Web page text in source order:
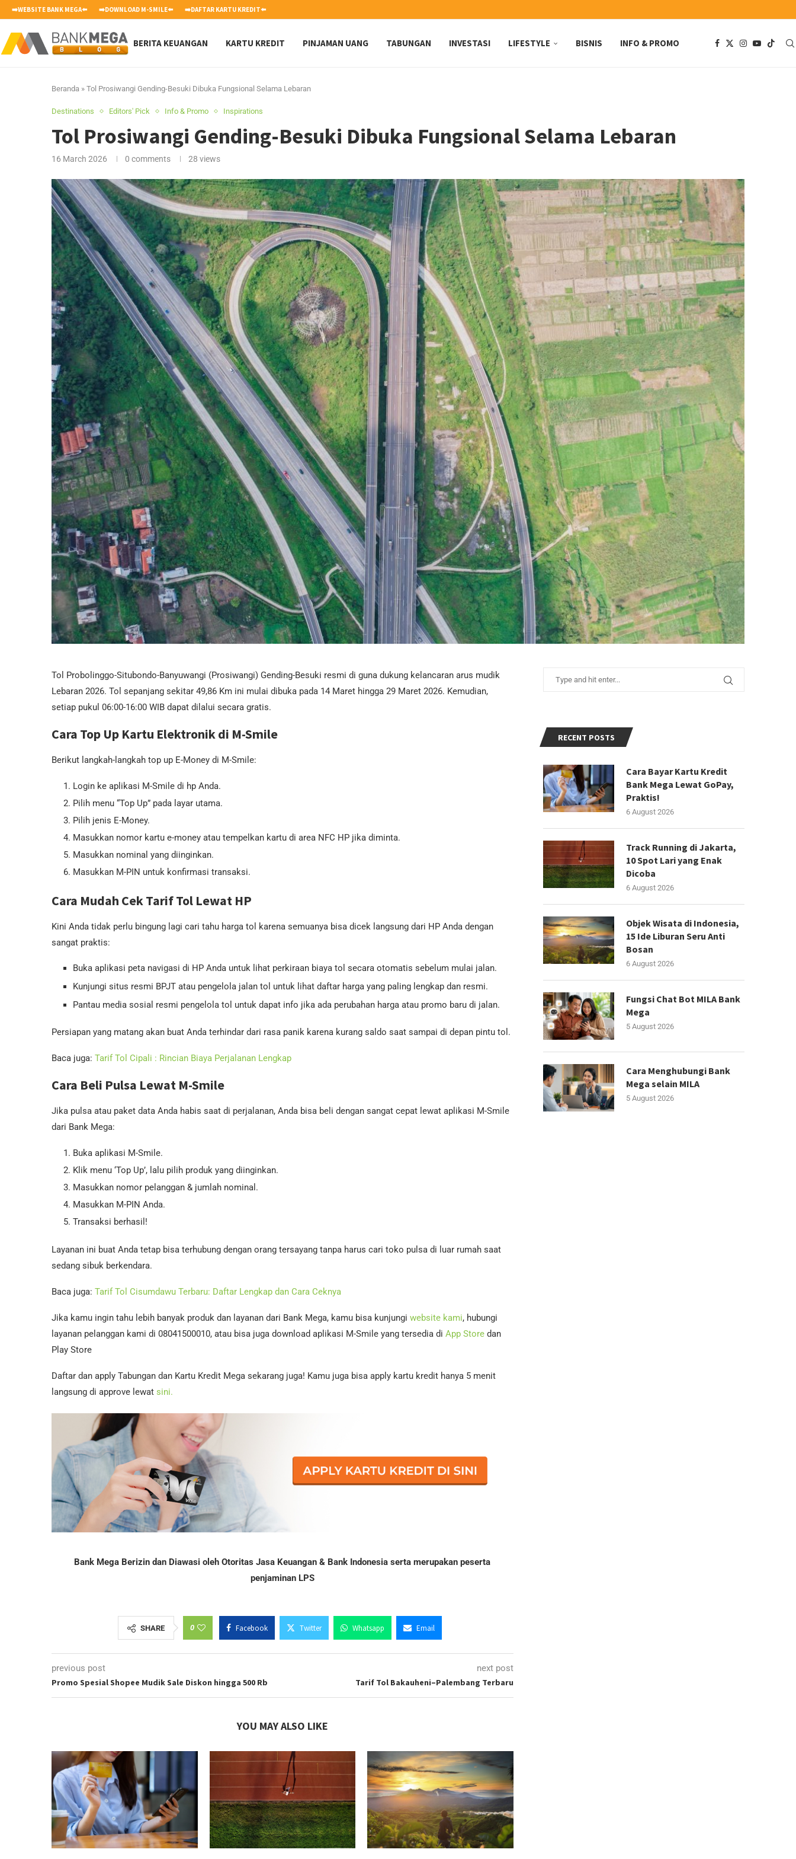
➡️WEBSITE BANK MEGA⬅️ ➡️DOWNLOAD M-SMILE⬅️ ➡️DAFTAR KARTU KREDIT⬅️
BERITA KEUANGAN KARTU KREDIT PINJAMAN UANG TABUNGAN INVESTASI LIFESTYLE BISNIS INFO & PROMO
Beranda » Tol Prosiwangi Gending-Besuki Dibuka Fungsional Selama Lebaran
Destinations Editors' Pick Info & Promo Inspirations
Tol Prosiwangi Gending-Besuki Dibuka Fungsional Selama Lebaran
16 March 2026 0 comments 28 views
Tol Probolinggo-Situbondo-Banyuwangi (Prosiwangi) Gending-Besuki resmi di guna dukung kelancaran arus mudik
Lebaran 2026. Tol sepanjang sekitar 49,86 Km ini mulai dibuka pada 14 Maret hingga 29 Maret 2026. Kemudian,
setiap pukul 06:00-16:00 WIB dapat dilalui secara gratis.
Cara Top Up Kartu Elektronik di M-Smile
Berikut langkah-langkah top up E-Money di M-Smile:
Login ke aplikasi M-Smile di hp Anda.
Pilih menu “Top Up” pada layar utama.
Pilih jenis E-Money.
Masukkan nomor kartu e-money atau tempelkan kartu di area NFC HP jika diminta.
Masukkan nominal yang diinginkan.
Masukkan M-PIN untuk konfirmasi transaksi.
Cara Mudah Cek Tarif Tol Lewat HP
Kini Anda tidak perlu bingung lagi cari tahu harga tol karena semuanya bisa dicek langsung dari HP Anda dengan
sangat praktis:
Buka aplikasi peta navigasi di HP Anda untuk lihat perkiraan biaya tol secara otomatis sebelum mulai jalan.
Kunjungi situs resmi BPJT atau pengelola jalan tol untuk lihat daftar harga yang paling lengkap dan resmi.
Pantau media sosial resmi pengelola tol untuk dapat info jika ada perubahan harga atau promo baru di jalan.
Persiapan yang matang akan buat Anda terhindar dari rasa panik karena kurang saldo saat sampai di depan pintu tol.
Baca juga: Tarif Tol Cipali : Rincian Biaya Perjalanan Lengkap
Cara Beli Pulsa Lewat M-Smile
Jika pulsa atau paket data Anda habis saat di perjalanan, Anda bisa beli dengan sangat cepat lewat aplikasi M-Smile
dari Bank Mega:
Buka aplikasi M-Smile.
Klik menu ‘Top Up’, lalu pilih produk yang diinginkan.
Masukkan nomor pelanggan & jumlah nominal.
Masukkan M-PIN Anda.
Transaksi berhasil!
Layanan ini buat Anda tetap bisa terhubung dengan orang tersayang tanpa harus cari toko pulsa di luar rumah saat
sedang sibuk berkendara.
Baca juga: Tarif Tol Cisumdawu Terbaru: Daftar Lengkap dan Cara Ceknya
Jika kamu ingin tahu lebih banyak produk dan layanan dari Bank Mega, kamu bisa kunjungi website kami, hubungi
layanan pelanggan kami di 08041500010, atau bisa juga download aplikasi M-Smile yang tersedia di App Store dan
Play Store
Daftar dan apply Tabungan dan Kartu Kredit Mega sekarang juga! Kamu juga bisa apply kartu kredit hanya 5 menit
langsung di approve lewat sini.
Bank Mega Berizin dan Diawasi oleh Otoritas Jasa Keuangan & Bank Indonesia serta merupakan peserta
penjaminan LPS
SHARE 0 Facebook Twitter Whatsapp Email
previous post
Promo Spesial Shopee Mudik Sale Diskon hingga 500 Rb
next post
Tarif Tol Bakauheni–Palembang Terbaru
YOU MAY ALSO LIKE
RECENT POSTS
Cara Bayar Kartu Kredit
Bank Mega Lewat GoPay,
Praktis!
6 August 2026
Track Running di Jakarta,
10 Spot Lari yang Enak
Dicoba
6 August 2026
Objek Wisata di Indonesia,
15 Ide Liburan Seru Anti
Bosan
6 August 2026
Fungsi Chat Bot MILA Bank
Mega
5 August 2026
Cara Menghubungi Bank
Mega selain MILA
5 August 2026